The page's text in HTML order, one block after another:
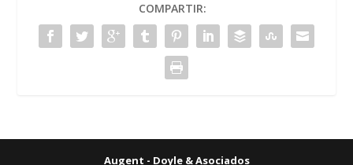
COMPARTIR:
Augent - Doyle & Asociados